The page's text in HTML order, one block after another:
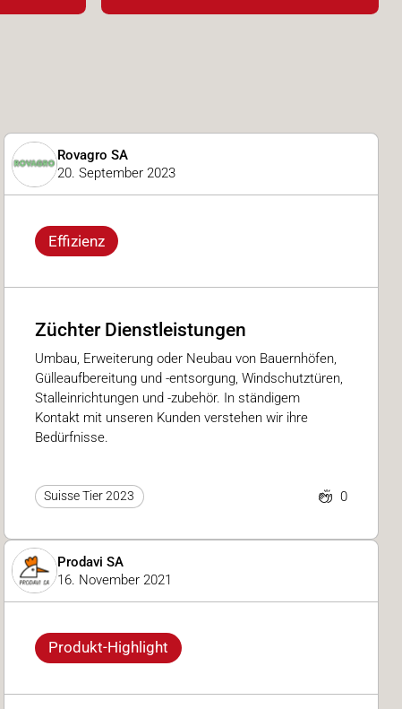
Rovagro SA
20. September 2023
Effizienz
Züchter Dienstleistungen
Umbau, Erweiterung oder Neubau von Bauernhöfen,
Gülleaufbereitung und -entsorgung, Windschutztüren,
Stalleinrichtungen und -zubehör. In ständigem
Kontakt mit unseren Kunden verstehen wir ihre
Bedürfnisse.
Suisse Tier 2023 0
Prodavi SA
16. November 2021
Produkt-Highlight